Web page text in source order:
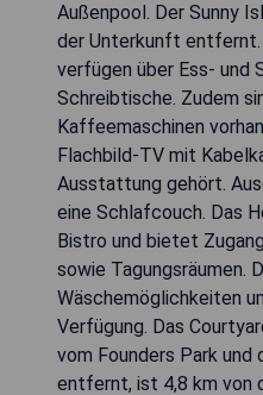
Außenpool. Der Sunny
der Unterkunft entfernt.
verfügen über Ess- und
Schreibtische. Zudem
Kaffeemaschinen
Flachbild-TV mit
Ausstattung gehört.
eine Schlafcouch. Das
Bistro und bietet
sowie Tagungsräumen.
Wäschemöglichkeiten
Verfügung. Das
vom Founders Park und
entfernt, ist 4,8 km von